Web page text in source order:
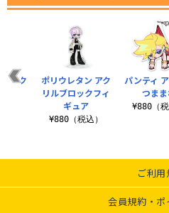
パンティ
つま
¥880（税
アク
ポリウレタン アク
リルブロックフィ
ギュア
¥880（税込）
ご利
会員規約・